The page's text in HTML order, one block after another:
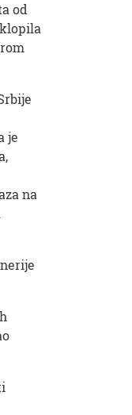
od
je
na